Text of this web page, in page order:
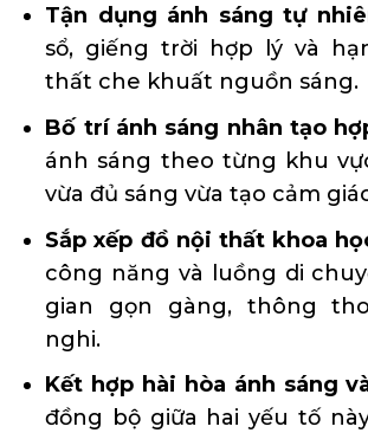
Tận dụng ánh sáng tự
sổ, giếng trời hợp lý và
thất che khuất nguồn sáng.
Bố trí ánh sáng nhân tạo
ánh sáng theo từng khu
vừa đủ sáng vừa tạo cảm
Sắp xếp đồ nội thất khoa
công năng và luồng di
gian gọn gàng, thông
nghi.
Kết hợp hài hòa ánh sáng
đồng bộ giữa hai yếu tố